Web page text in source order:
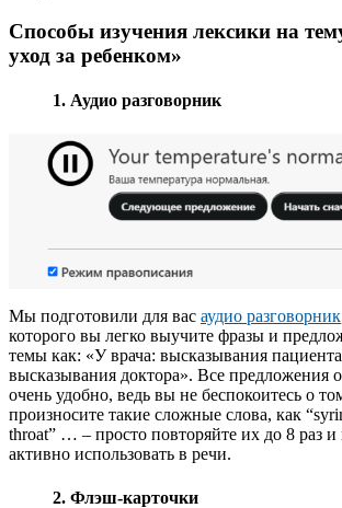
Способы изучения лексики на
уход за ребенком»
1. Аудио разговорник
Мы подготовили для вас аудио разговорник
которого вы легко выучите фразы и
темы как: «У врача: высказывания
высказывания доктора». Все предложения
очень удобно, ведь вы не беспокоитесь о
произносите такие сложные слова, как
throat” … – просто повторяйте их до 8 раз и
активно использовать в речи.
2. Флэш-карточки